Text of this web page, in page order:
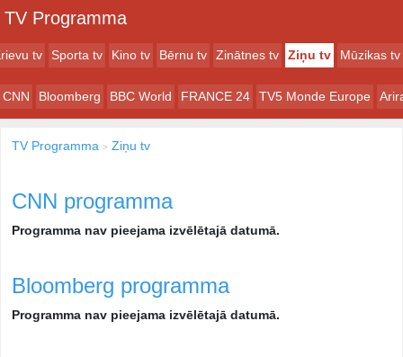
TV Programma
tv Sporta tv Kino tv Bērnu tv Zinātnes tv Ziņu tv Mūzikas tv
CNN Bloomberg BBC World FRANCE 24 TV5 Monde Europe
TV Programma Ziņu tv
CNN programma
Programma nav pieejama izvēlētajā datumā.
Bloomberg programma
Programma nav pieejama izvēlētajā datumā.